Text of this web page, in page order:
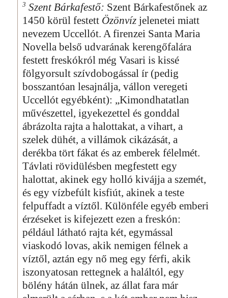
3 Szent Bárkafestő: Szent Bárkafestőnek az
1450 körül festett Özönvíz jelenetei miatt
nevezem Uccellót. A firenzei Santa Maria
Novella belső udvarának kerengőfalára
festett freskókról még Vasari is kissé
fölgyorsult szívdobogással ír (pedig
bosszantóan lesajnálja, vállon veregeti
Uccellót egyébként): „Kimondhatatlan
művészettel, igyekezettel és gonddal
ábrázolta rajta a halottakat, a vihart, a
szelek dühét, a villámok cikázását, a
derékba tört fákat és az emberek félelmét.
Távlati rövidülésben megfestett egy
halottat, akinek egy holló kivájja a szemét,
és egy vízbefúlt kisfiút, akinek a teste
felpuffadt a víztől. Különféle egyéb emberi
érzéseket is kifejezett ezen a freskón:
például látható rajta két, egymással
viaskodó lovas, akik nemigen félnek a
víztől, aztán egy nő meg egy férfi, akik
iszonyatosan rettegnek a haláltól, egy
bölény hátán ülnek, az állat fara már